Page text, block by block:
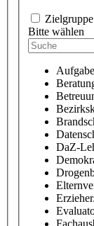
Zielgruppe
Bitte wählen
DaZ-